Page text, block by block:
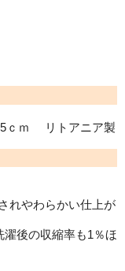
ｍ リトアニア製
やわらかい仕上が
後の収縮率も1％ほ